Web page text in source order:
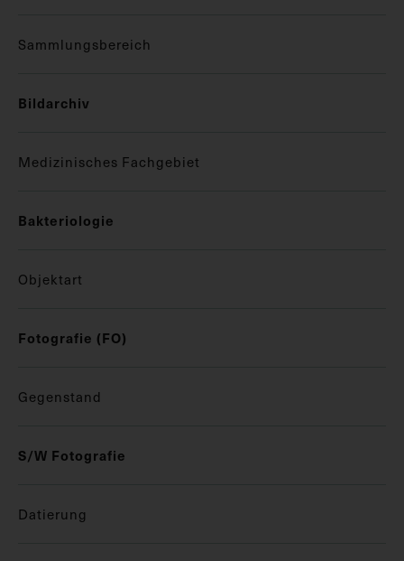
Sammlungsbereich
Bildarchiv
Medizinisches Fachgebiet
Bakteriologie
Objektart
Fotografie (FO)
Gegenstand
S/W Fotografie
Datierung